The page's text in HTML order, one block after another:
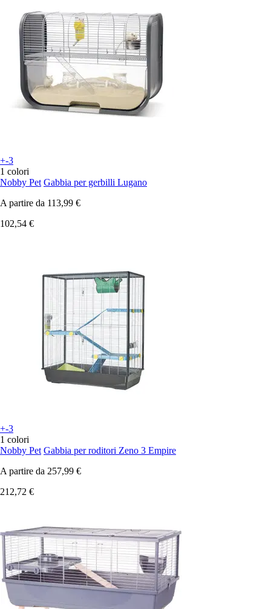
+-3
1 colori
Nobby Pet Gabbia per gerbilli Lugano
A partire da 113,99 €
102,54 €
+-3
1 colori
Nobby Pet Gabbia per roditori Zeno 3 Empire
A partire da 257,99 €
212,72 €